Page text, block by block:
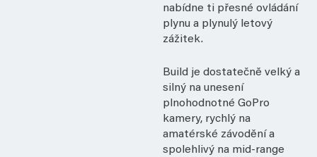
nabídne ti přesné ovládání
plynu a plynulý letový
zážitek.
Build je dostatečně velký a
silný na unesení
plnohodnotné GoPro
kamery, rychlý na
amatérské závodění a
spolehlivý na mid-range